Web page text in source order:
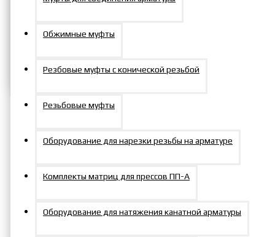
Обжимные муфты
Резбовые муфты с конической резьбой
Резьбовые муфты
Оборудование для нарезки резьбы на арматуре
Комплекты матриц для прессов ПП-А
Оборудование для натяжения канатной арматуры
Задать вопрос
Характеристики товара
домкратов могут отличаться от